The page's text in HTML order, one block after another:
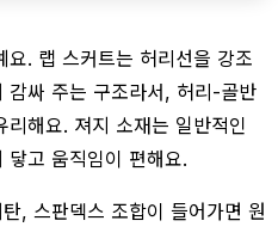
요. 랩 스커트는 허리선을 강조
감싸 주는 구조라서, 허리-골반
해요. 져지 소재는 일반적인
닿고 움직임이 편해요.
, 스판덱스 조합이 들어가면 원